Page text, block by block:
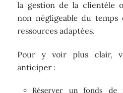
la gestion de la clientèle
non négligeable du temps
ressources adaptées.
Pour y voir plus clair,
anticiper :
Réserver un fonds de